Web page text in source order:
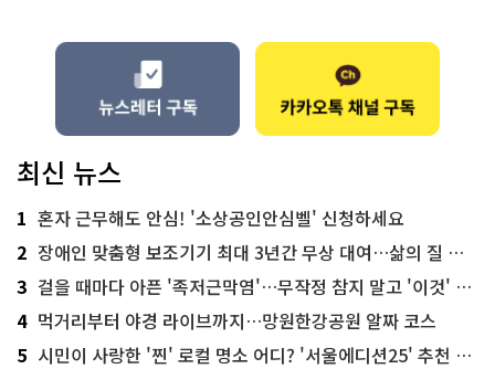
최신 뉴스
1 혼자 근무해도 안심! '소상공인안심벨' 신청하세요
2 장애인 맞춤형 보조기기 최대 3년간 무상 대여…삶의 질 높인다
3 걸을 때마다 아픈 '족저근막염'…무작정 참지 말고 '이것' 해보세요!
4 먹거리부터 야경 라이브까지…망원한강공원 알짜 코스
5 시민이 사랑한 '찐' 로컬 명소 어디? '서울에디션25' 추천 코스